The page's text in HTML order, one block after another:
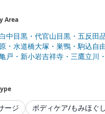
Area
中目黒・代官山目黒・五反田
・水道橋大塚・巣鴨・駒込自
戸・新小岩吉祥寺・三鷹立川
ージ ボディケア/もみほぐし